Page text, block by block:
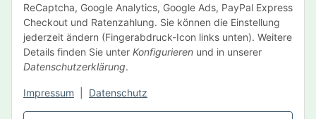
ReCaptcha, Google Analytics, Google Ads, PayPal Express
Checkout und Ratenzahlung. Sie können die Einstellung
jederzeit ändern (Fingerabdruck-Icon links unten). Weitere
Details finden Sie unter Konfigurieren und in unserer
Datenschutzerklärung.
Impressum Datenschutz
Gesetzliche Informationen
Hersteller
Vertrag widerrufen